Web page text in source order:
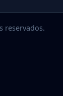
reservados.